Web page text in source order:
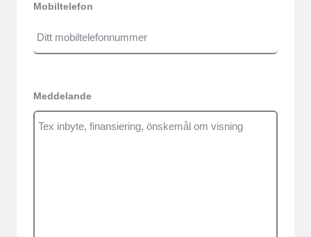
Mobiltelefon
Meddelande